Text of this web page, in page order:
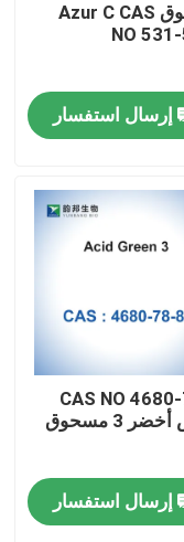
مسحوق Azur C CAS
NO
إرسال استفسار
CAS NO
3 مسحوق
إرسال استفسار